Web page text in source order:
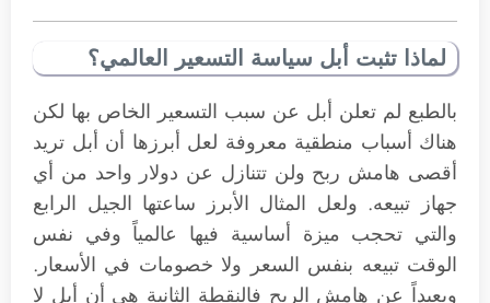
لماذا تثبت أبل سياسة التسعير العالمي؟
بالطبع لم تعلن أبل عن سبب التسعير الخاص بها لكن
هناك أسباب منطقية معروفة لعل أبرزها أن أبل تريد
أقصى هامش ربح ولن تتنازل عن دولار واحد من أي
جهاز تبيعه. ولعل المثال الأبرز ساعتها الجيل الرابع
والتي تحجب ميزة أساسية فيها عالمياً وفي نفس
الوقت تبيعه بنفس السعر ولا خصومات في الأسعار.
وبعيداً عن هامش الربح فالنقطة الثانية هى أن أبل لا